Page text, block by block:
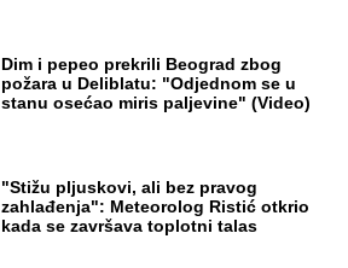
Dim i pepeo prekrili Beograd zbog
požara u Deliblatu: "Odjednom se u
stanu osećao miris paljevine" (Video)
"Stižu pljuskovi, ali bez pravog
zahlađenja": Meteorolog Ristić otkrio
kada se završava toplotni talas